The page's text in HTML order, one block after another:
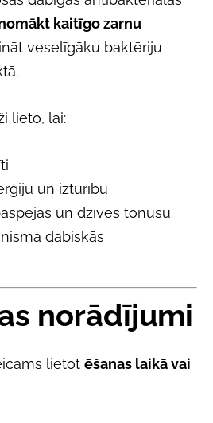
kaitīgo zarnu
veselīgāku baktēriju
lieto, lai:
un izturību
un dzīves tonusu
dabiskās
norādījumi
lietot ēšanas laikā vai